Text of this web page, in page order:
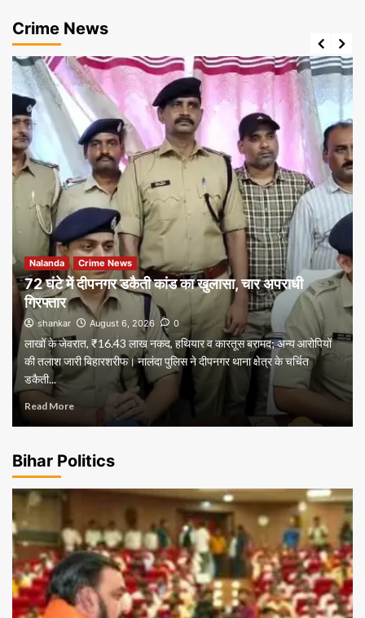
Crime News
Nalanda Crime News
72 घंटे में दीपनगर डकैती कांड का खुलासा, चार अपराधी
गिरफ्तार
shankar August 6, 2026 0
लाखों के जेवरात, ₹16.43 लाख नकद, हथियार व कारतूस बरामद; अन्य आरोपियों
की तलाश जारी बिहारशरीफ। नालंदा पुलिस ने दीपनगर थाना क्षेत्र के चर्चित
डकैती...
Read More
Bihar Politics